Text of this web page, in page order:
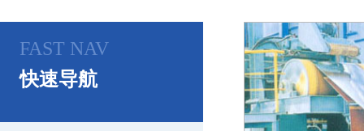
FAST NAV
快速导航